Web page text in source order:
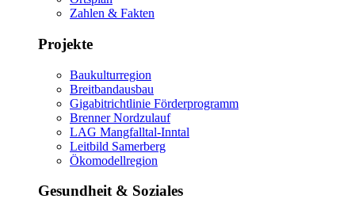
Zahlen & Fakten
Projekte
Baukulturregion
Breitbandausbau
Gigabitrichtlinie Förderprogramm
Brenner Nordzulauf
LAG Mangfalltal-Inntal
Leitbild Samerberg
Ökomodellregion
Gesundheit & Soziales